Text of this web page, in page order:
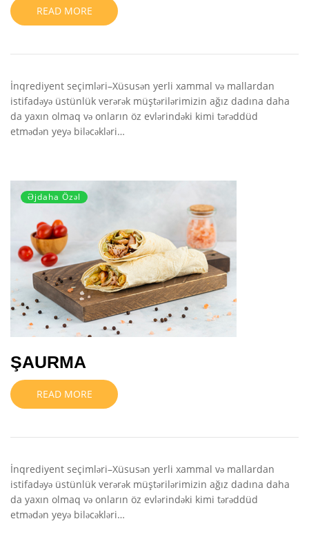
READ MORE
İnqrediyent seçimləri–Xüsusən yerli xammal və mallardan
istifadəyə üstünlük verərək müştərilərimizin ağız dadına daha
da yaxın olmaq və onların öz evlərindəki kimi tərəddüd
etmədən yeyə biləcəkləri…
Əjdaha Özəl
ŞAURMA
READ MORE
İnqrediyent seçimləri–Xüsusən yerli xammal və mallardan
istifadəyə üstünlük verərək müştərilərimizin ağız dadına daha
da yaxın olmaq və onların öz evlərindəki kimi tərəddüd
etmədən yeyə biləcəkləri…